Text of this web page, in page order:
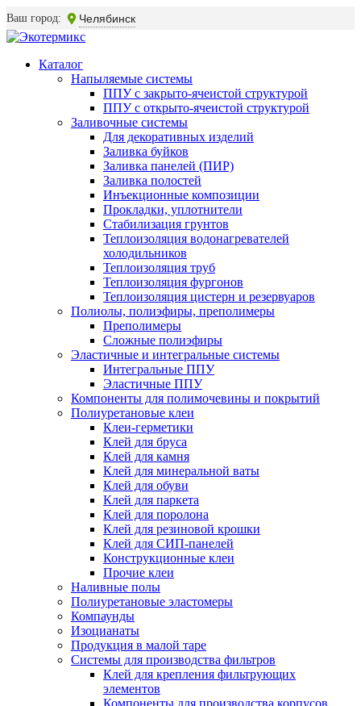
Ваш город: Челябинск
Каталог
Напыляемые системы
ППУ с закрыто-ячеистой структурой
ППУ с открыто-ячеистой структурой
Заливочные системы
Для декоративных изделий
Заливка буйков
Заливка панелей (ПИР)
Заливка полостей
Инъекционные композиции
Прокладки, уплотнители
Стабилизация грунтов
Теплоизоляция водонагревателей
холодильников
Теплоизоляция труб
Теплоизоляция фургонов
Теплоизоляция цистерн и резервуаров
Полиолы, полиэфиры, преполимеры
Преполимеры
Сложные полиэфиры
Эластичные и интегральные системы
Интегральные ППУ
Эластичные ППУ
Компоненты для полимочевины и покрытий
Полиуретановые клеи
Клеи-герметики
Клей для бруса
Клей для камня
Клей для минеральной ваты
Клей для обуви
Клей для паркета
Клей для поролона
Клей для резиновой крошки
Клей для СИП-панелей
Конструкционные клеи
Прочие клеи
Наливные полы
Полиуретановые эластомеры
Компаунды
Изоцианаты
Продукция в малой таре
Системы для производства фильтров
Клей для крепления фильтрующих
элементов
Компоненты для производства корпусов